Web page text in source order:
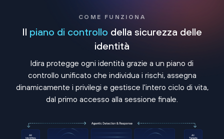
COME FUNZIONA
Il piano di controllo della sicurezza delle
identità
Idira protegge ogni identità grazie a un piano di
controllo unificato che individua i rischi, assegna
dinamicamente i privilegi e gestisce l'intero ciclo di vita,
dal primo accesso alla sessione finale.